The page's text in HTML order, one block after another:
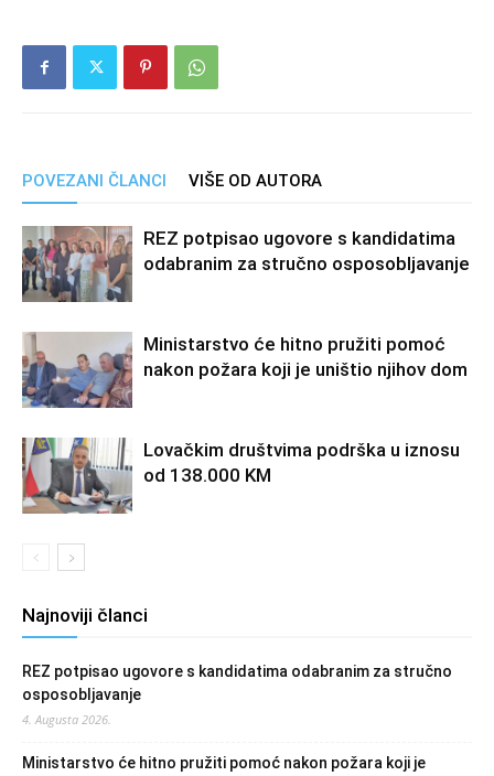
POVEZANI ČLANCI VIŠE OD AUTORA
REZ potpisao ugovore s kandidatima
odabranim za stručno osposobljavanje
Ministarstvo će hitno pružiti pomoć
nakon požara koji je uništio njihov dom
Lovačkim društvima podrška u iznosu
od 138.000 KM
Najnoviji članci
REZ potpisao ugovore s kandidatima odabranim za stručno
osposobljavanje
4. Augusta 2026.
Ministarstvo će hitno pružiti pomoć nakon požara koji je